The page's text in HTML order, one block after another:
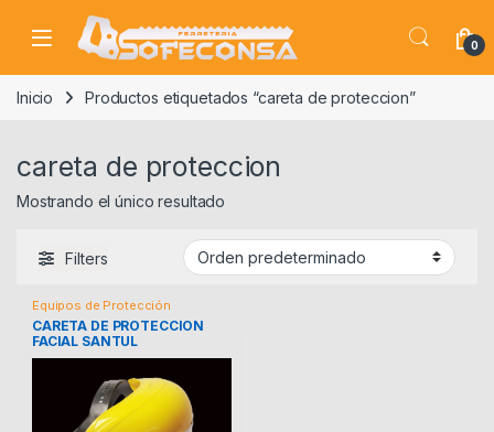
Skip to navigation
Skip to content
0
Inicio Productos etiquetados “careta de proteccion”
careta de proteccion
Mostrando el único resultado
Filters
Equipos de Protección
CARETA DE PROTECCION
FACIAL SANTUL